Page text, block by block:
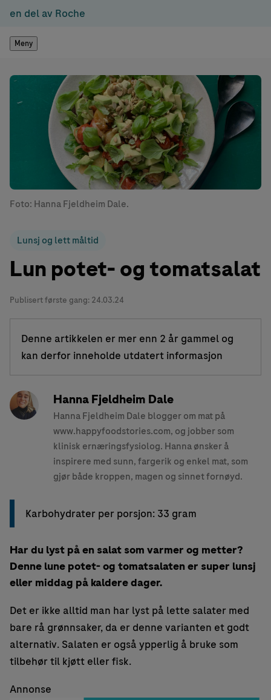
en del av Roche
Meny
Foto: Hanna Fjeldheim Dale.
Lunsj og lett måltid
Lun potet- og tomatsalat
Publisert første gang: 24.03.24
Denne artikkelen er mer enn 2 år gammel og
kan derfor inneholde utdatert informasjon
Hanna Fjeldheim Dale
Hanna Fjeldheim Dale blogger om mat på
www.happyfoodstories.com, og jobber som
klinisk ernæringsfysiolog. Hanna ønsker å
inspirere med sunn, fargerik og enkel mat, som
gjør både kroppen, magen og sinnet fornøyd.
Karbohydrater per porsjon: 33 gram
Har du lyst på en salat som varmer og metter?
Denne lune potet- og tomatsalaten er super lunsj
eller middag på kaldere dager.
Det er ikke alltid man har lyst på lette salater med
bare rå grønnsaker, da er denne varianten et godt
alternativ. Salaten er også ypperlig å bruke som
tilbehør til kjøtt eller fisk.
Annonse